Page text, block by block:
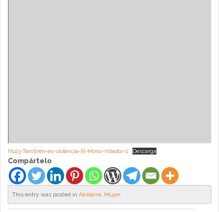
No23-Tambien-es-violencia-III-Mono-Volador-2 Descarga
Compártelo
This entry was posted in Akelarre, Mujer.